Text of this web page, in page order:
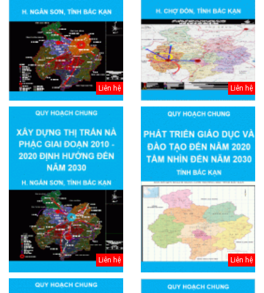
Liên hệ Liên hệ
Liên hệ Liên hệ